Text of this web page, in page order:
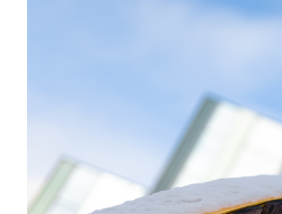
комфорта под Казанью